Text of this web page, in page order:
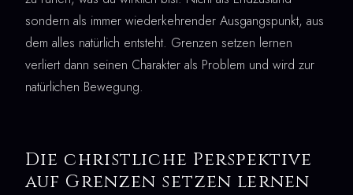
sondern als immer wiederkehrender Ausgangspunkt, aus
dem alles natürlich entsteht. Grenzen setzen lernen
verliert dann seinen Charakter als Problem und wird zur
natürlichen Bewegung.
Die christliche Perspektive
auf Grenzen setzen lernen